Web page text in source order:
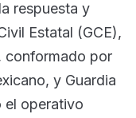
respuesta y
Estatal (GCE),
conformado por
y Guardia
el operativo